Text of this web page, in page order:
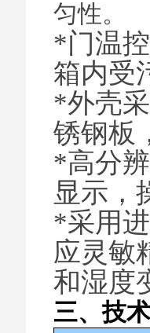
匀性。
*门温
箱内受
*外壳
锈钢板
*高分
显示，
*采用
应灵敏
和湿度
三、技